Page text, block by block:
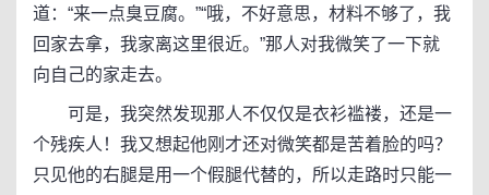
道：“来一点臭豆腐。”“哦，不好意思，材料不够了，我
回家去拿，我家离这里很近。”那人对我微笑了一下就
向自己的家走去。
可是，我突然发现那人不仅仅是衣衫褴褛，还是一
个残疾人！我又想起他刚才还对微笑都是苦着脸的吗？
只见他的右腿是用一个假腿代替的，所以走路时只能一